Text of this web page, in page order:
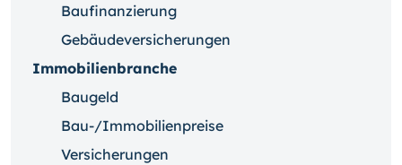
Baufinanzierung
Gebäudeversicherungen
Immobilienbranche
Baugeld
Bau-/Immobilienpreise
Versicherungen